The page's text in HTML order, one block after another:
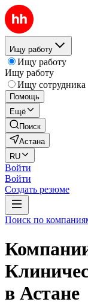
Ищу работу
Ищу работу
Ищу работу
Ищу сотрудника
Помощь
Ещё
Поиск
Астана
RU
Войти
Войти
Создать резюме
Поиск по
в Астане